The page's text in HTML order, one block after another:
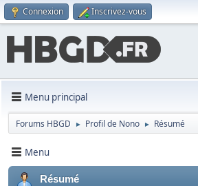
Connexion Inscrivez-vous
Menu principal
Forums HBGD ► Profil de Nono ► Résumé
Menu
Résumé